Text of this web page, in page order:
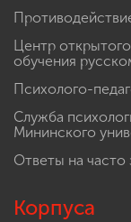
Центр
обучения
Психолого-
Служба
Мининского
Ответы на
Корпуса